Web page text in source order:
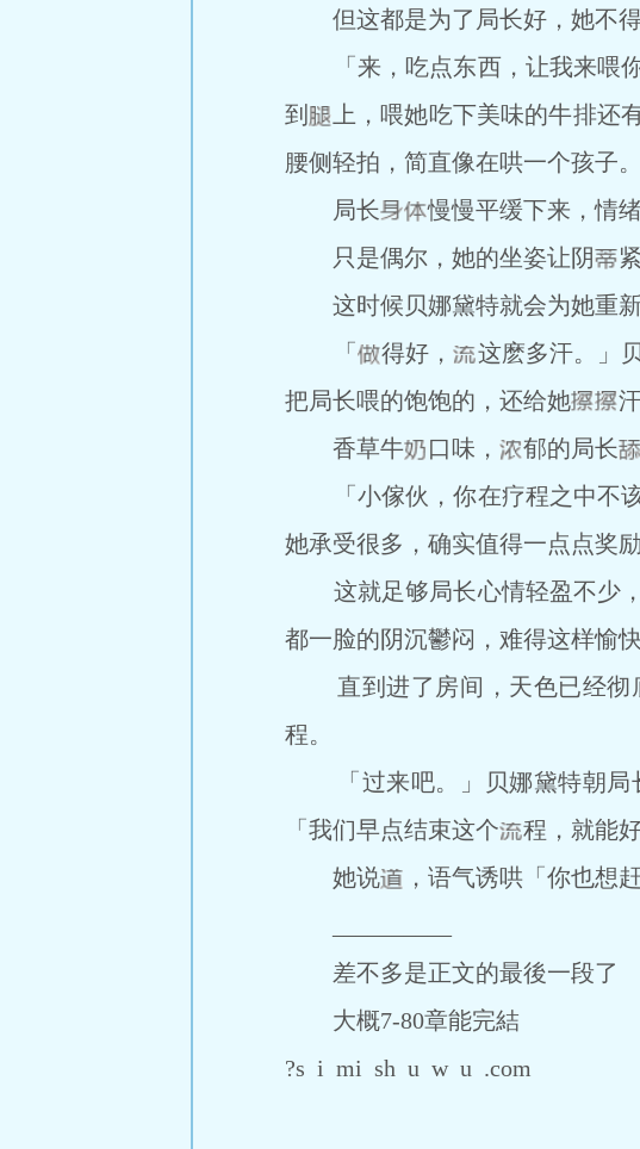
但这都是为了局长好，她不得
「来，吃点东西，让我来喂你
到
上，喂她吃下美味的牛排还
腰侧轻拍，简直像在哄一个孩子。
局长
慢慢平缓下来，情
只是偶尔，她的坐姿让阴
这时候贝娜黛特就会为她重新
「
得好，
这麽多汗。」
把局长喂的饱饱的，还给她
香草牛 口味， 郁的局长
「小傢伙，你在疗程之中不该
她承受很多，确实值得一点点奖
这就足够局长心情轻盈不少，
都一脸的阴沉鬱闷，难得这样愉
直到进了房间，天色已经彻
程。
「过来吧。」贝娜黛特朝局
「我们早点结束这个
程，就能
她说
，语气诱哄「你也想
差不多是正文的最後一段了
大概7-80章能完結
?s i mi sh u w u .com